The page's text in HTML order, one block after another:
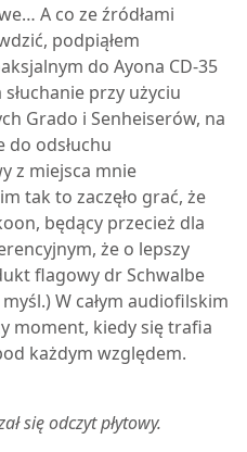
A co ze źródłami
podpiąłem
do Ayona CD-35
słuchanie przy użyciu
Grado i Senheiserów, na
do odsłuchu
z miejsca mnie
tak to zaczęło grać, że
będący przecież dla
że o lepszy
flagowy dr Schwalbe
W całym audiofilskim
moment, kiedy się trafia
każdym względem.
się odczyt płytowy.